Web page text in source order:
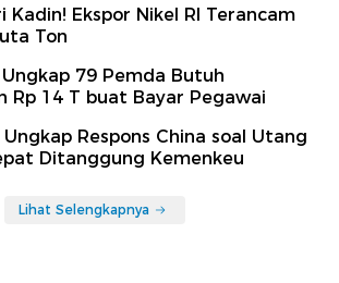
Kadin! Ekspor Nikel RI Terancam
Ton
79 Pemda Butuh
Rp 14 T buat Bayar Pegawai
Respons China soal Utang
Ditanggung Kemenkeu
Lihat Selengkapnya